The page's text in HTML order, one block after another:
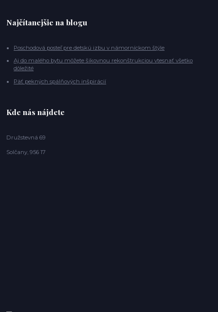
Najčítanejšie na blogu
Poschodová posteľ pre detskú izbu v námorníckom štýle
Aj do malého bytu môžete šikovnou rekonštrukciou vtesnať všetko
dôležité
Päť pekných spálňových inšpirácií
Kde nás nájdete
Družstevná 69
Solčany, 956 17